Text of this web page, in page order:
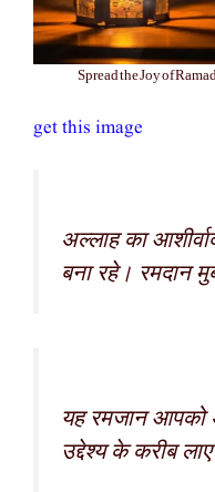
Spread the Joy of
get this image
अल्लाह का
बना रहे। रमदान
यह रमजान आपको
उद्देश्य के करीब